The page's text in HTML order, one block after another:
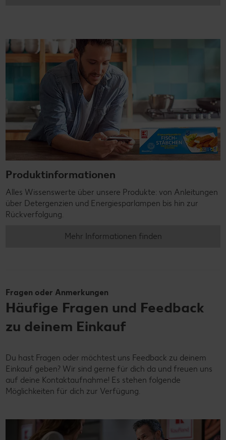
Produktinformationen
Alles Wissenswerte über unsere Produkte: von Anleitungen
über Detergenzien und Energiesparlampen bis hin zur
Rückverfolgung.
Mehr Informationen finden
Fragen oder Anmerkungen
Häufige Fragen und Feedback
zu deinem Einkauf
Du hast Fragen oder möchtest uns Feedback zu deinem
Einkauf geben? Wir sind gerne für dich da und freuen uns
auf deine Kontaktaufnahme! Es stehen folgende
Möglichkeiten für dich zur Verfügung.